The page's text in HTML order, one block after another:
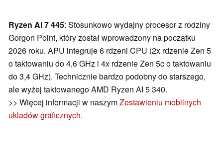
Ryzen AI 7 445: Stosunkowo wydajny procesor z rodziny
Gorgon Point, który został wprowadzony na początku
2026 roku. APU integruje 6 rdzeni CPU (2x rdzenie Zen 5
o taktowaniu do 4,6 GHz i 4x rdzenie Zen 5c o taktowaniu
do 3,4 GHz). Technicznie bardzo podobny do starszego,
ale wyżej taktowanego AMD Ryzen AI 5 340.
>> Więcej informacji w naszymZestawieniu mobilnych
ukladów graficznych.